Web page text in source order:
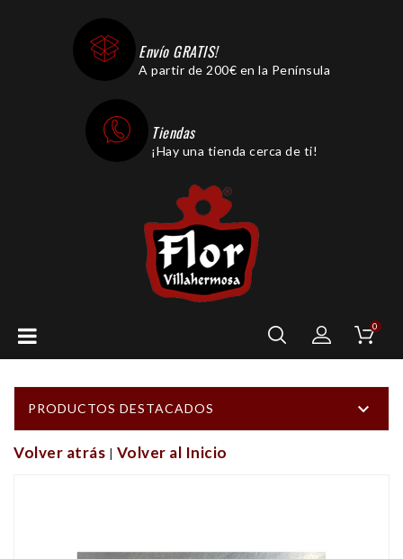
Envío GRATIS!
A partir de 200€ en la Península
Tiendas
¡Hay una tienda cerca de ti!
0
PRODUCTOS DESTACADOS 
Volver atrás | Volver al Inicio